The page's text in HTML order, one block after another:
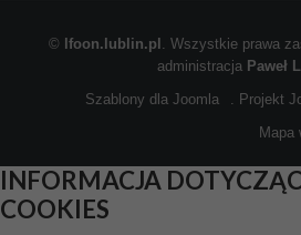
© lfoon.lublin.pl . Wszystkie prawa
administracja Paweł
Szablony dla Joomla
. Projekt
Mapa
INFORMACJA
COOKIES